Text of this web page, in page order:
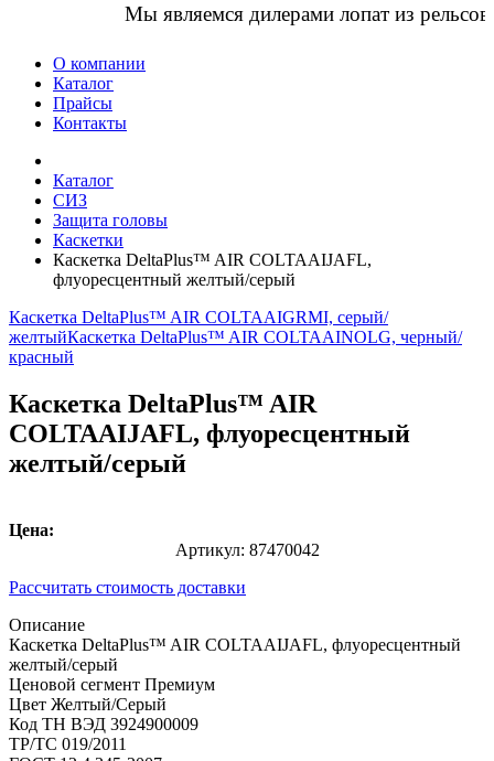
Мы являемся дилерами лопат из
О компании
Каталог
Прайсы
Контакты
Каталог
СИЗ
Защита головы
Каскетки
Каскетка DeltaPlus™ AIR COLTAAIJAFL,
флуоресцентный желтый/серый
Каскетка DeltaPlus™ AIR COLTAAIGRMI, серый/
желтыйКаскетка DeltaPlus™ AIR COLTAAINOLG, черный/
красный
Каскетка DeltaPlus™ AIR
COLTAAIJAFL, флуоресцентный
желтый/серый
Цена:
Артикул: 87470042
Рассчитать стоимость доставки
Описание
Каскетка DeltaPlus™ AIR COLTAAIJAFL, флуоресцентный
желтый/серый
Ценовой сегмент Премиум
Цвет Желтый/Серый
Код ТН ВЭД 3924900009
ТР/ТС 019/2011